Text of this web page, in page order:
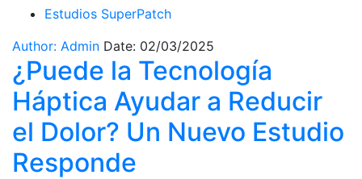
Estudios SuperPatch
Author: Admin Date: 02/03/2025
¿Puede la Tecnología
Háptica Ayudar a Reducir
el Dolor? Un Nuevo Estudio
Responde